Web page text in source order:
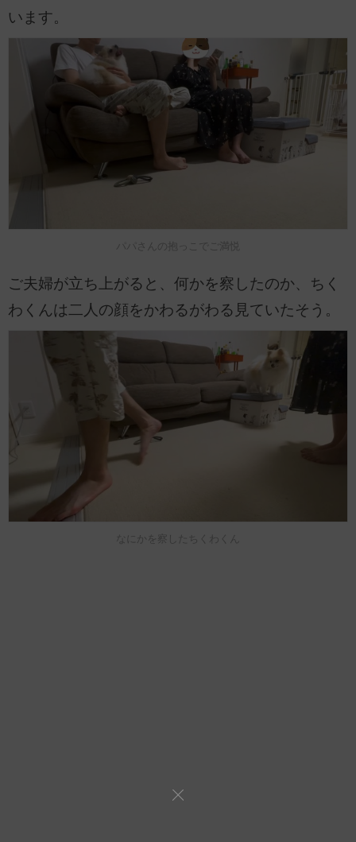
います。
パパさんの抱っこでご満悦
ご夫婦が立ち上がると、何かを察したのか、ちく
わくんは二人の顔をかわるがわる見ていたそう。
なにかを察したちくわくん